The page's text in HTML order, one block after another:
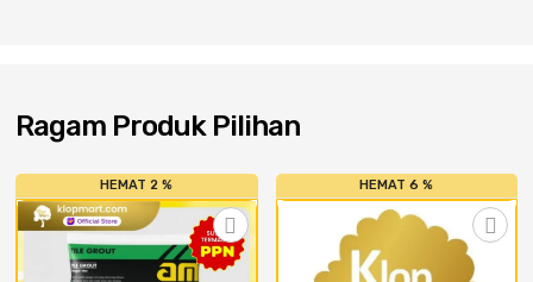
Ragam Produk Pilihan
HEMAT 2 % HEMAT 6 %